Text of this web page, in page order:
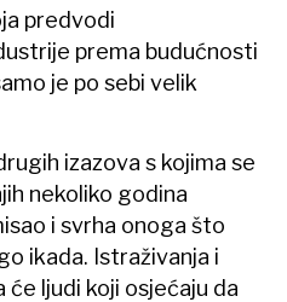
predvodi
prema budućnosti
je po sebi velik
izazova s kojima se
nekoliko godina
i svrha onoga što
ikada. Istraživanja i
ljudi koji osjećaju da